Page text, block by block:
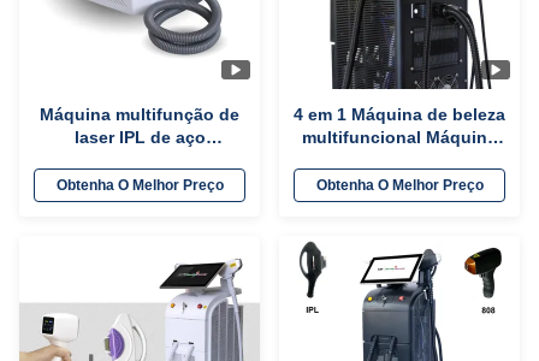
Máquina multifunção de
laser IPL de aço
de beleza de
rejuvenescimento da pele
Obtenha O Melhor Preço
4 em 1 Máquina de beleza
multifuncional Máquina
a laser de 3 ondas
Obtenha O Melhor Preço